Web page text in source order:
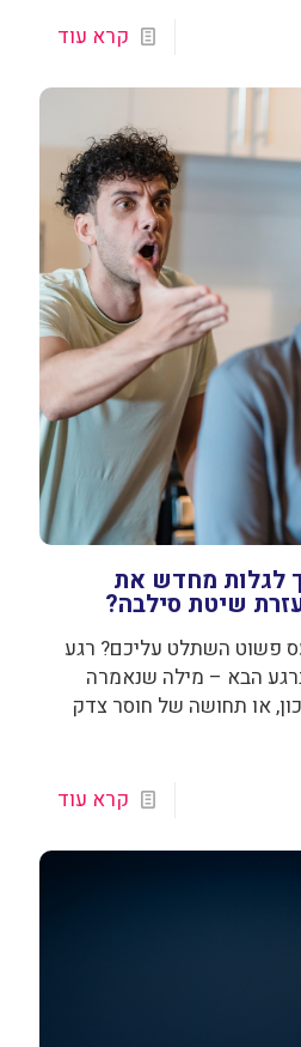
קרא עוד
לגלות מחדש את
שיטת סילבה?
פשוט השתלט עליכם? רגע
הבא – מילה שנאמרה
או תחושה של חוסר צדק
קרא עוד